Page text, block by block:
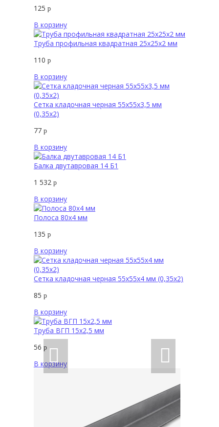
125 р
В корзину
Труба профильная квадратная 25х25х2 мм
110 р
В корзину
Сетка кладочная черная 55х55х3,5 мм
(0,35х2)
77 р
В корзину
Балка двутавровая 14 Б1
1 532 р
В корзину
Полоса 80х4 мм
135 р
В корзину
Сетка кладочная черная 55х55х4 мм (0,35х2)
85 р
В корзину
Труба ВГП 15х2,5 мм
56 р
В корзину